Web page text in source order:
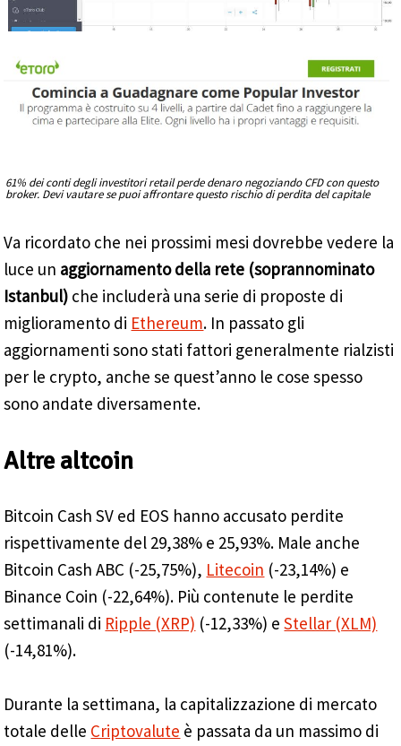
61% dei conti degli investitori retail perde denaro negoziando CFD con questo
broker. Devi vautare se puoi affrontare questo rischio di perdita del capitale
Va ricordato che nei prossimi mesi dovrebbe vedere la
luce un aggiornamento della rete (soprannominato
Istanbul) che includerà una serie di proposte di
miglioramento di Ethereum. In passato gli
aggiornamenti sono stati fattori generalmente rialzisti
per le crypto, anche se quest’anno le cose spesso
sono andate diversamente.
Altre altcoin
Bitcoin Cash SV ed EOS hanno accusato perdite
rispettivamente del 29,38% e 25,93%. Male anche
Bitcoin Cash ABC (-25,75%), Litecoin (-23,14%) e
Binance Coin (-22,64%). Più contenute le perdite
settimanali di Ripple (XRP) (-12,33%) eStellar (XLM)
(-14,81%).
Durante la settimana, la capitalizzazione di mercato
totale delle Criptovalute è passata da un massimo di